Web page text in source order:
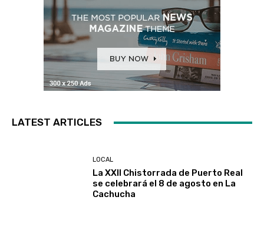
LATEST ARTICLES
LOCAL
La XXII Chistorrada de Puerto Real
se celebrará el 8 de agosto en La
Cachucha